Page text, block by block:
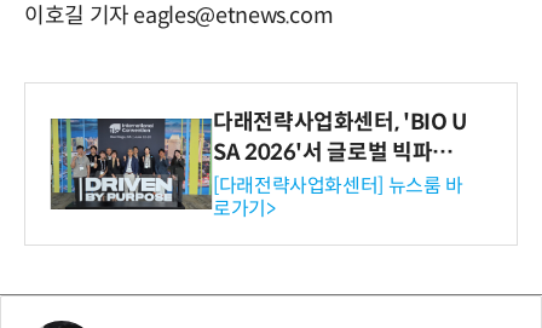
이호길 기자 eagles@etnews.com
다래전략사업화센터, 'BIO U
SA 2026'서 글로벌 빅파마
와의 비즈니스 미팅 지원…K
-바이오 해외 진출 교두보 확
보
[다래전략사업화센터] 뉴스룸 바
로가기>